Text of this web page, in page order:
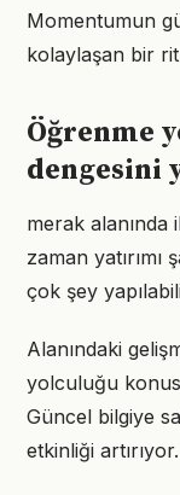
Momentumun
kolaylaşan bir
Öğrenme
dengesini
merak
zaman
çok şey
Alanındaki
yolculuğu
Güncel bilgiye
etkinliği artırıyor.